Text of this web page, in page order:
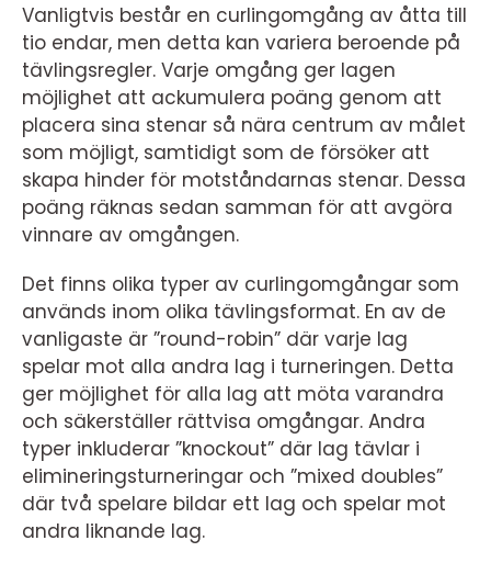
Vanligtvis består en curlingomgång av åtta till
tio endar, men detta kan variera beroende på
tävlingsregler. Varje omgång ger lagen
möjlighet att ackumulera poäng genom att
placera sina stenar så nära centrum av målet
som möjligt, samtidigt som de försöker att
skapa hinder för motståndarnas stenar. Dessa
poäng räknas sedan samman för att avgöra
vinnare av omgången.
Det finns olika typer av curlingomgångar som
används inom olika tävlingsformat. En av de
vanligaste är ”round-robin” där varje lag
spelar mot alla andra lag i turneringen. Detta
ger möjlighet för alla lag att möta varandra
och säkerställer rättvisa omgångar. Andra
typer inkluderar ”knockout” där lag tävlar i
elimineringsturneringar och ”mixed doubles”
där två spelare bildar ett lag och spelar mot
andra liknande lag.